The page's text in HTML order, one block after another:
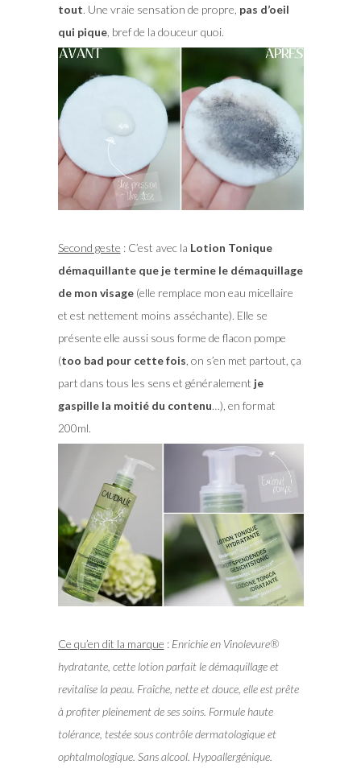
tout. Une vraie sensation de propre, pas d’oeil
qui pique, bref de la douceur quoi.
Second geste : C’est avec la Lotion Tonique
démaquillante que je termine le démaquillage
de mon visage(elle remplace mon eau micellaire
et est nettement moins asséchante). Elle se
présente elle aussi sous forme de flacon pompe
(too bad pour cette fois , on s’en met partout, ça
part dans tous les sens et généralement je
gaspille la moitié du contenu…), en format
200ml.
Ce qu’en dit la marque : Enrichie en Vinolevure®
hydratante, cette lotion parfait le démaquillage et
revitalise la peau. Fraîche, nette et douce, elle est prête
à profiter pleinement de ses soins. Formule haute
tolérance, testée sous contrôle dermatologique et
ophtalmologique. Sans alcool. Hypoallergénique.